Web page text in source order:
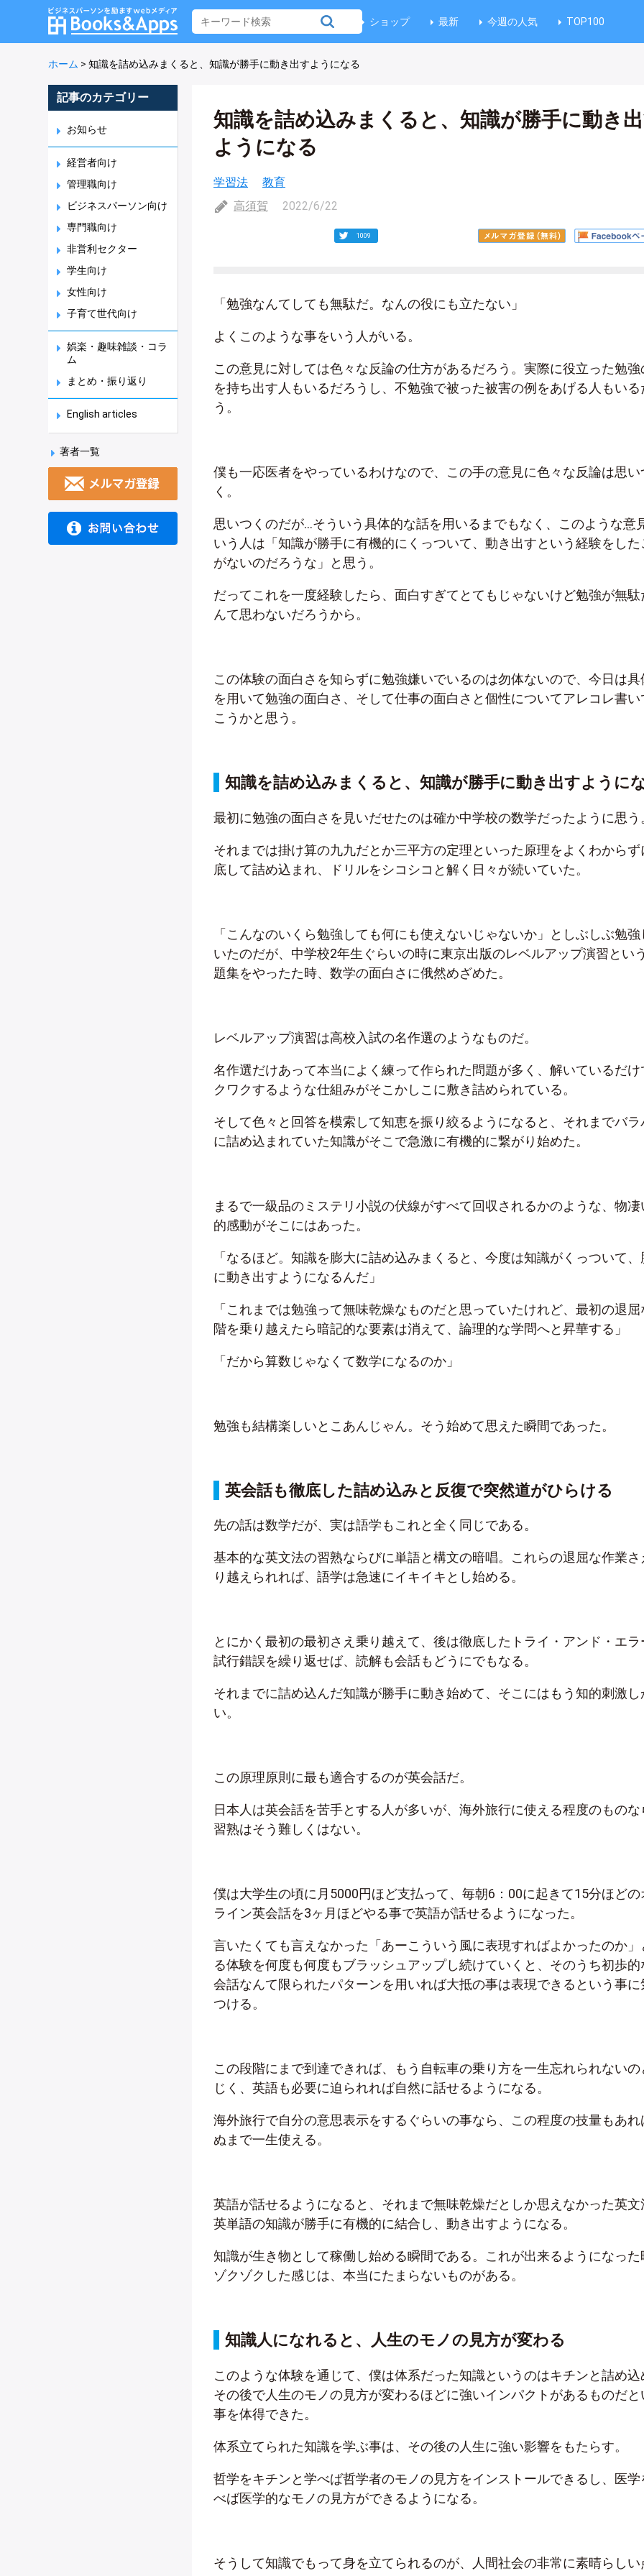
ショップ 最新 今週の人気 TOP100
ホーム > 知識を詰め込みまくると、知識が勝手に動き出すようになる
記事のカテゴリー
お知らせ
経営者向け
管理職向け
ビジネスパーソン向け
専門職向け
非営利セクター
学生向け
女性向け
子育て世代向け
娯楽・趣味雑談・コラ
ム
まとめ・振り返り
English articles
著者一覧
知識を詰め込みまくると、知識が勝手に動き
ようになる
学習法
教育
高須賀
2022/6/22
1009
「勉強なんてしても無駄だ。なんの役にも立たない」
よくこのような事をいう人がいる。
この意見に対しては色々な反論の仕方があるだろう。実際に役立った勉強
を持ち出す人もいるだろうし、不勉強で被った被害の例をあげる人もいる
う。
僕も一応医者をやっているわけなので、この手の意見に色々な反論は思い
く。
思いつくのだが…そういう具体的な話を用いるまでもなく、このような意
いう人は「知識が勝手に有機的にくっついて、動き出すという経験をした
がないのだろうな」と思う。
だってこれを一度経験したら、面白すぎてとてもじゃないけど勉強が無駄
んて思わないだろうから。
この体験の面白さを知らずに勉強嫌いでいるのは勿体ないので、今日は具
を用いて勉強の面白さ、そして仕事の面白さと個性についてアレコレ書い
こうかと思う。
知識を詰め込みまくると、知識が勝手に動き出すように
最初に勉強の面白さを見いだせたのは確か中学校の数学だったように思う
それまでは掛け算の九九だとか三平方の定理といった原理をよくわからず
底して詰め込まれ、ドリルをシコシコと解く日々が続いていた。
「こんなのいくら勉強しても何にも使えないじゃないか」としぶしぶ勉強
いたのだが、中学校2年生ぐらいの時に東京出版のレベルアップ演習とい
題集をやったた時、数学の面白さに俄然めざめた。
レベルアップ演習は高校入試の名作選のようなものだ。
名作選だけあって本当によく練って作られた問題が多く、解いているだけ
クワクするような仕組みがそこかしこに敷き詰められている。
そして色々と回答を模索して知恵を振り絞るようになると、それまでバラ
に詰め込まれていた知識がそこで急激に有機的に繋がり始めた。
まるで一級品のミステリ小説の伏線がすべて回収されるかのような、物凄
的感動がそこにはあった。
「なるほど。知識を膨大に詰め込みまくると、今度は知識がくっついて、
に動き出すようになるんだ」
「これまでは勉強って無味乾燥なものだと思っていたけれど、最初の退屈
階を乗り越えたら暗記的な要素は消えて、論理的な学問へと昇華する」
「だから算数じゃなくて数学になるのか」
勉強も結構楽しいとこあんじゃん。そう始めて思えた瞬間であった。
英会話も徹底した詰め込みと反復で突然道がひらける
先の話は数学だが、実は語学もこれと全く同じである。
基本的な英文法の習熟ならびに単語と構文の暗唱。これらの退屈な作業さ
り越えられれば、語学は急速にイキイキとし始める。
とにかく最初の最初さえ乗り越えて、後は徹底したトライ・アンド・エラ
試行錯誤を繰り返せば、読解も会話もどうにでもなる。
それまでに詰め込んだ知識が勝手に動き始めて、そこにはもう知的刺激し
い。
この原理原則に最も適合するのが英会話だ。
日本人は英会話を苦手とする人が多いが、海外旅行に使える程度のものな
習熟はそう難しくはない。
僕は大学生の頃に月5000円ほど支払って、毎朝6：00に起きて15分ほどの
ライン英会話を3ヶ月ほどやる事で英語が話せるようになった。
言いたくても言えなかった「あーこういう風に表現すればよかったのか」
る体験を何度も何度もブラッシュアップし続けていくと、そのうち初歩的
会話なんて限られたパターンを用いれば大抵の事は表現できるという事に
つける。
この段階にまで到達できれば、もう自転車の乗り方を一生忘れられないの
じく、英語も必要に迫られれば自然に話せるようになる。
海外旅行で自分の意思表示をするぐらいの事なら、この程度の技量もあれ
ぬまで一生使える。
英語が話せるようになると、それまで無味乾燥だとしか思えなかった英文
英単語の知識が勝手に有機的に結合し、動き出すようになる。
知識が生き物として稼働し始める瞬間である。これが出来るようになった
ゾクゾクした感じは、本当にたまらないものがある。
知識人になれると、人生のモノの見方が変わる
このような体験を通じて、僕は体系だった知識というのはキチンと詰め込
その後で人生のモノの見方が変わるほどに強いインパクトがあるものだと
事を体得できた。
体系立てられた知識を学ぶ事は、その後の人生に強い影響をもたらす。
哲学をキチンと学べば哲学者のモノの見方をインストールできるし、医学
べば医学的なモノの見方ができるようになる。
そうして知識でもって身を立てられるのが、人間社会の非常に素晴らしい